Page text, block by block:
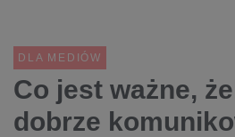
DLA MEDIÓW
Co jest ważne,
dobrze